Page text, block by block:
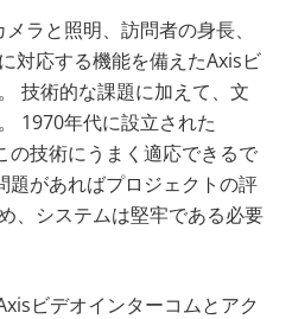
ラと照明、訪問者の身長、
対応する機能を備えたAxisビ
技術的な課題に加えて、文
1970年代に設立された
の技術にうまく適応できるで
題があればプロジェクトの評
、システムは堅牢である必要
ビデオインターコムとアク